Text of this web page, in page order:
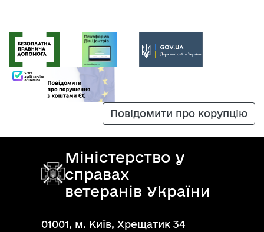
Повідомити про корупцію
Міністерство у
справах
ветеранів України
01001, м. Київ, Хрещатик 34